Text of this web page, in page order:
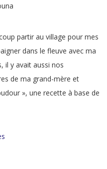
partir au village pour mes
dans le fleuve avec ma
il y avait aussi nos
de ma grand-mère et
», une recette à base de